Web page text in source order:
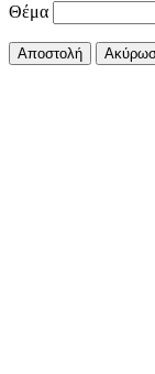
Θέμα
Αποστολή